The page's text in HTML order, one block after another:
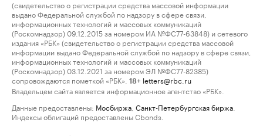
(свидетельство о регистрации средства массовой информации
выдано Федеральной службой по надзору в сфере связи,
информационных технологий и массовых коммуникаций
(Роскомнадзор) 09.12.2015 за номером ИА №ФС77-63848) и сетевого
издания «РБК» (свидетельство о регистрации средства массовой
информации выдано Федеральной службой по надзору в сфере связи,
информационных технологий и массовых коммуникаций
(Роскомнадзор) 03.12.2021 за номером ЭЛ №ФС77-82385)
сопровождаются пометкой «РБК».
18+ letters@rbc.ru
Владельцем сайта является информационное агентство «РБК».
Данные предоставлены: Мосбиржа Санкт-Петербургская биржа
Индексы облигаций предоставлены Cbonds.